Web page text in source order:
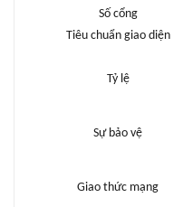
Số cổng
Tiêu chuẩn giao diện
Tỷ lệ
Sự bảo vệ
Giao thức mạng